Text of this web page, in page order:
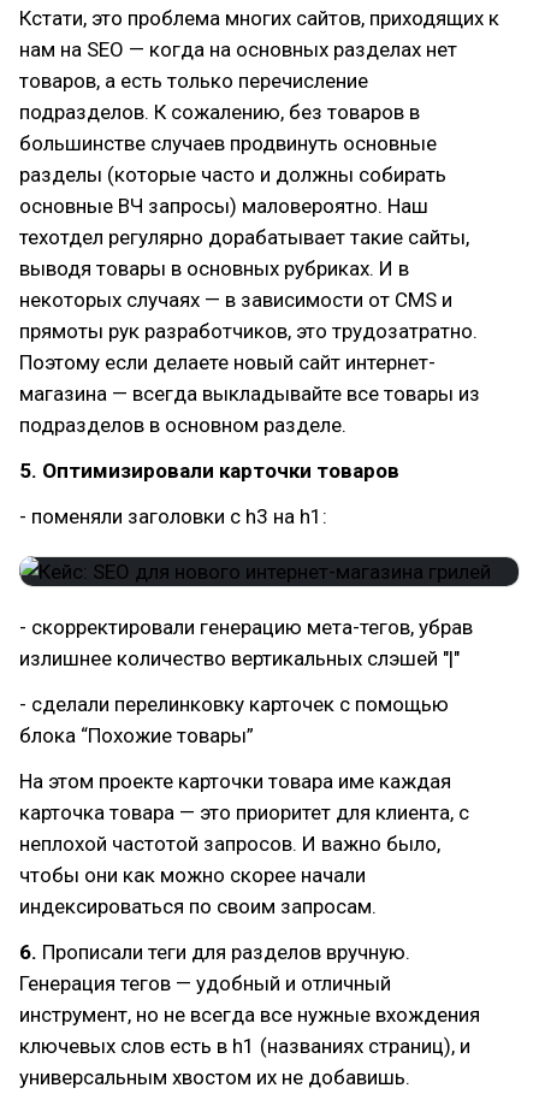
Кстати, это проблема многих сайтов, приходящих к
нам на SEO — когда на основных разделах нет
товаров, а есть только перечисление
подразделов. К сожалению, без товаров в
большинстве случаев продвинуть основные
разделы (которые часто и должны собирать
основные ВЧ запросы) маловероятно. Наш
техотдел регулярно дорабатывает такие сайты,
выводя товары в основных рубриках. И в
некоторых случаях — в зависимости от CMS и
прямоты рук разработчиков, это трудозатратно.
Поэтому если делаете новый сайт интернет-
магазина — всегда выкладывайте все товары из
подразделов в основном разделе.
5. Оптимизировали карточки товаров
- поменяли заголовки c h3 на h1:
- скорректировали генерацию мета-тегов, убрав
излишнее количество вертикальных слэшей "|"
- сделали перелинковку карточек с помощью
блока “Похожие товары”
На этом проекте карточки товара име каждая
карточка товара — это приоритет для клиента, с
неплохой частотой запросов. И важно было,
чтобы они как можно скорее начали
индексироваться по своим запросам.
6. Прописали теги для разделов вручную.
Генерация тегов — удобный и отличный
инструмент, но не всегда все нужные вхождения
ключевых слов есть в h1 (названиях страниц), и
универсальным хвостом их не добавишь.